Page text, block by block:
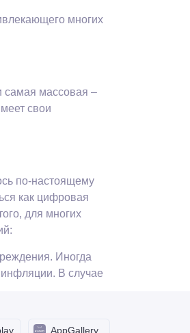
многих
самая массовая –
свои
по-настоящему
как цифровая
для многих
Иногда
В случае
AppGallery